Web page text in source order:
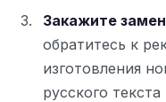
Закажите
обратитесь к
изготовления
русского